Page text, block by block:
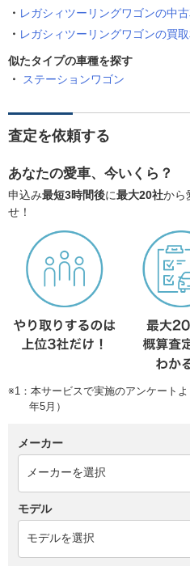
レガシィツーリングワゴンの中
レガシィツーリングワゴンの買
似たタイプの車種を探す
ステーションワゴン
査定を依頼する
あなたの愛車、今いくら？
申込み最短3時間後に最大20社から
せ！
※1：本サービスで実施のアンケート
年5月）
メーカー
モデル